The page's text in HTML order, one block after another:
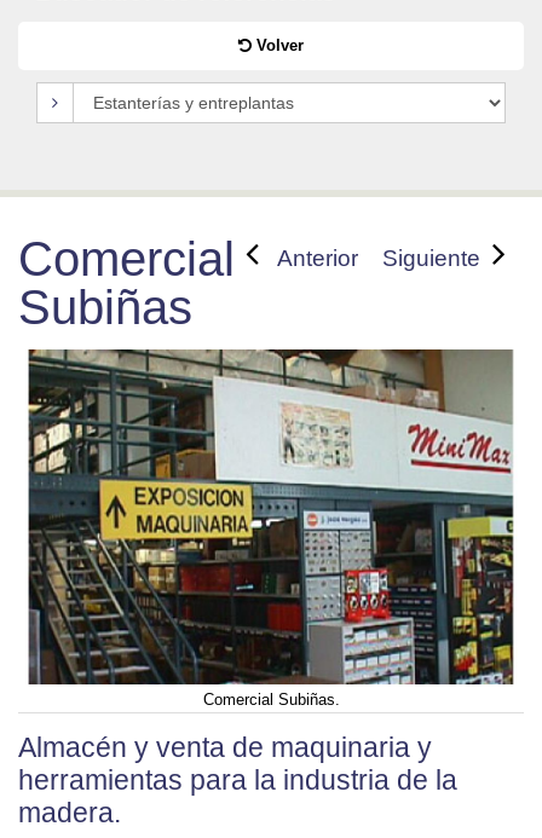
Volver
Anterior Siguiente
Comercial
Subiñas
Comercial Subiñas.
Almacén y venta de maquinaria y
herramientas para la industria de la
madera.